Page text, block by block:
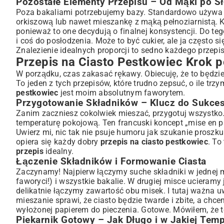
Poza bakaliami potrzebujemy bazy. Standardowo
orkiszową lub nawet mieszankę z mąką pełnoziarnistą.
ponieważ to one decydują o finalnej konsystencji. Do
i coś do posłodzenia. Może to być cukier, ale ja często
Znalezienie idealnych proporcji to sedno każdego
Przepis na Ciasto Pestkowiec Krok
W porządku, czas zakasać rękawy. Obiecuję, że to
To jeden z tych przepisów, które trudno zepsuć, o ile
pestkowiec jest moim absolutnym faworytem.
Przygotowanie Składników – Klucz do
Zanim zaczniesz cokolwiek mieszać, przygotuj
temperaturę pokojową. Ten francuski koncept „mise en
Uwierz mi, nic tak nie psuje humoru jak szukanie
opiera się każdy dobry przepis na ciasto pestkowiec. To
przepisidealny.
Łączenie Składników i Formowanie Ciasta
Zaczynamy! Najpierw łączymy suche składniki w
faworyci!) i wszystkie bakalie. W drugiej misce
delikatnie łączymy zawartość obu misek. I tutaj ważna
mieszanie sprawi, że ciasto będzie twarde i zbite, a
wyłożonej papierem do pieczenia. Gotowe. Mówiłem, że
Piekarnik Gotowy – Jak Długo i w Jakiej